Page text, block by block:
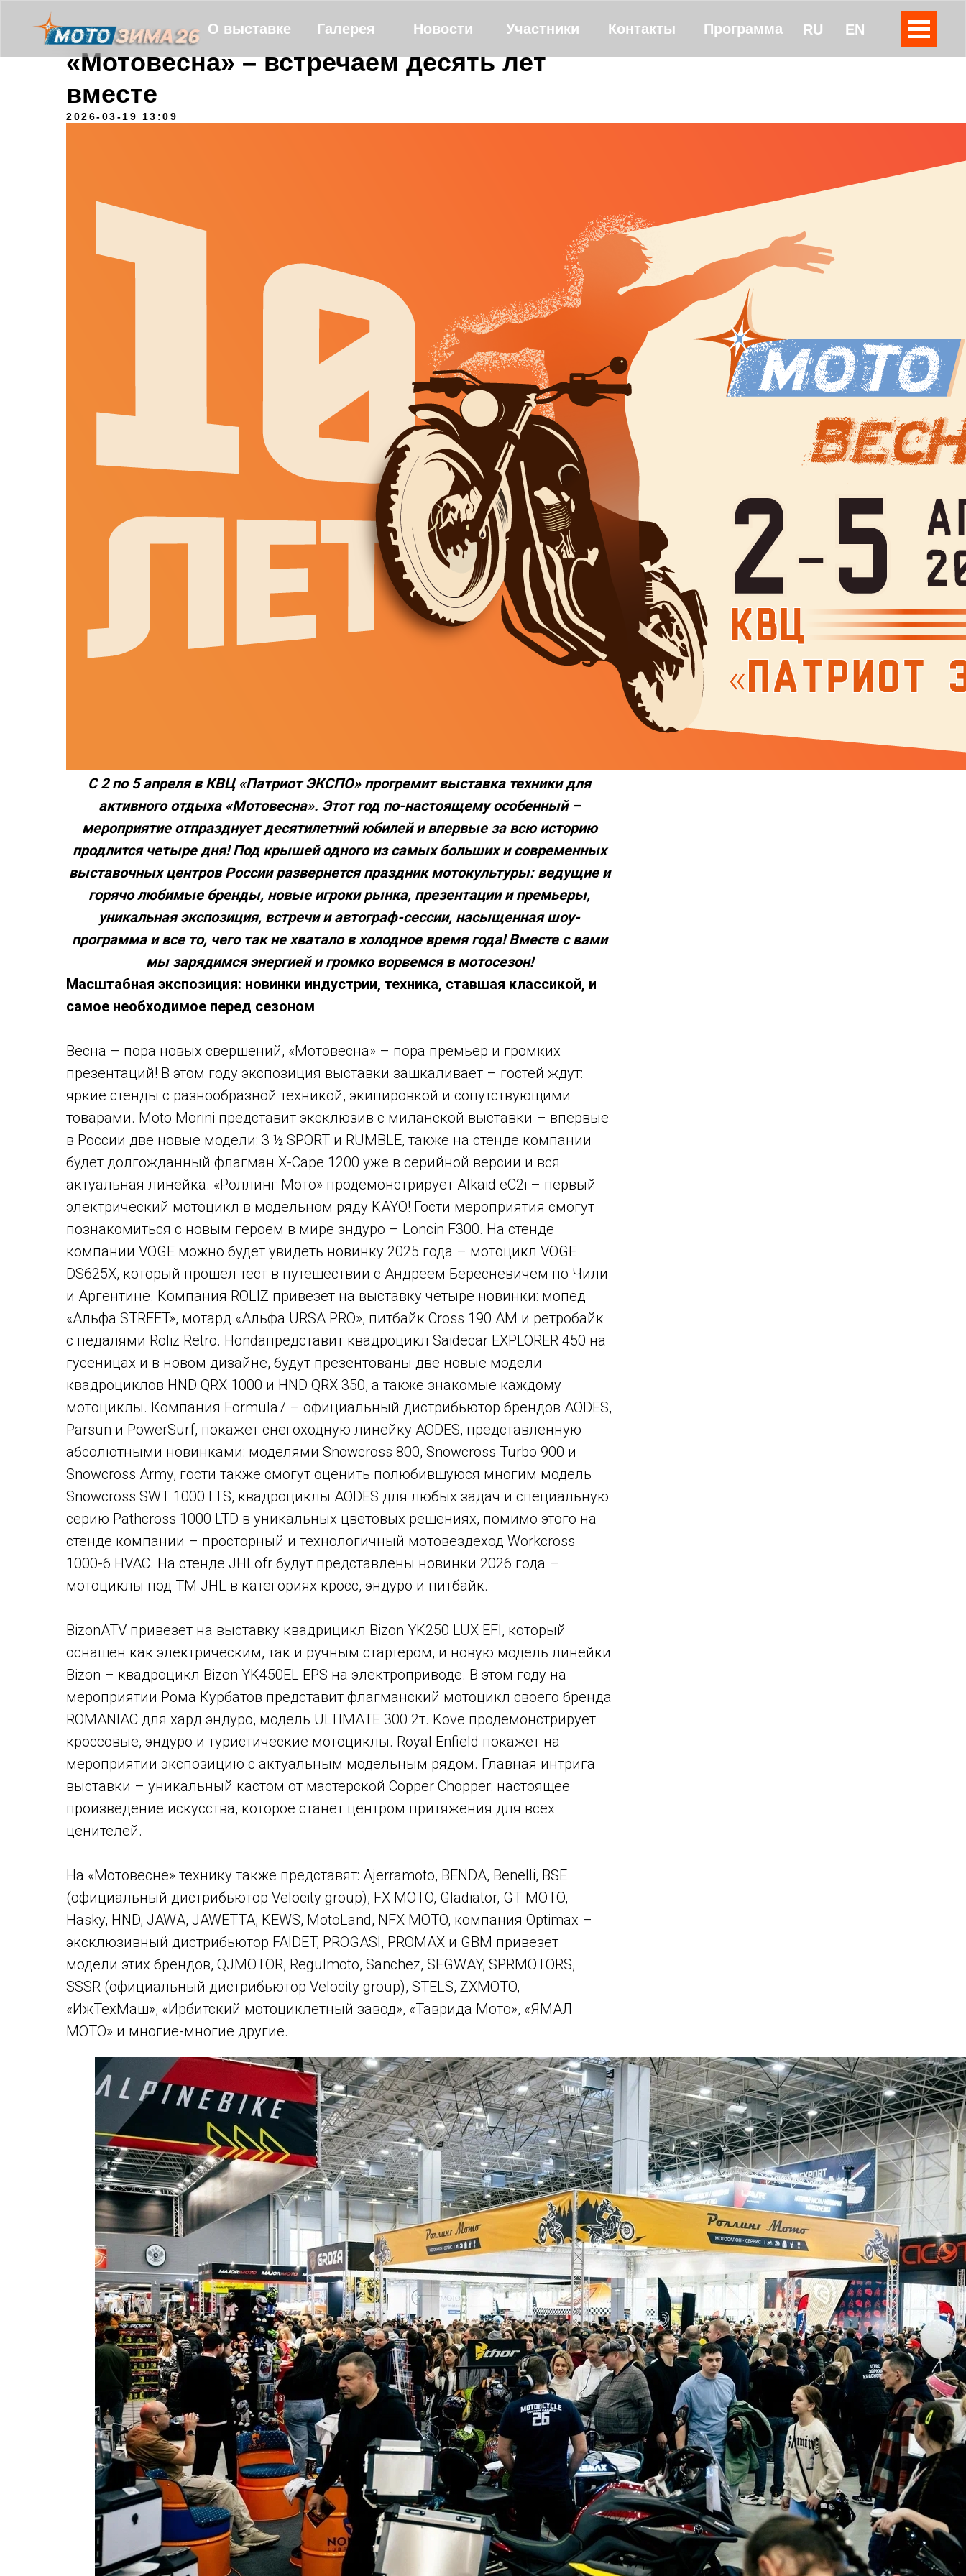
Контакты
Новости
Галерея
О выставке Участники RU EN
Программа
«Мотовесна» – встречаем десять лет
вместе
2026-03-19 13:09
С 2 по 5 апреля в КВЦ «Патриот ЭКСПО» прогремит выставка техники для
активного отдыха «Мотовесна». Этот год по-настоящему особенный –
мероприятие отпразднует десятилетний юбилей и впервые за всю историю
продлится четыре дня! Под крышей одного из самых больших и современных
выставочных центров России развернется праздник мотокультуры: ведущие и
горячо любимые бренды, новые игроки рынка, презентации и премьеры,
уникальная экспозиция, встречи и автограф-сессии, насыщенная шоу-
программа и все то, чего так не хватало в холодное время года! Вместе с вами
мы зарядимся энергией и громко ворвемся в мотосезон!
Масштабная экспозиция: новинки индустрии, техника, ставшая классикой, и
самое необходимое перед сезоном
Весна – пора новых свершений, «Мотовесна» – пора премьер и громких
презентаций! В этом году экспозиция выставки зашкаливает – гостей ждут:
яркие стенды с разнообразной техникой, экипировкой и сопутствующими
товарами. Moto Morini представит эксклюзив с миланской выставки – впервые
в России две новые модели: 3 ½ SPORT и RUMBLE, также на стенде компании
будет долгожданный флагман X-Cape 1200 уже в серийной версии и вся
актуальная линейка. «Роллинг Мото» продемонстрирует Alkaid eC2i – первый
электрический мотоцикл в модельном ряду KAYO! Гости мероприятия смогут
познакомиться с новым героем в мире эндуро – Loncin F300. На стенде
компании VOGE можно будет увидеть новинку 2025 года – мотоцикл VOGE
DS625X, который прошел тест в путешествии с Андреем Бересневичем по Чили
и Аргентине. Компания ROLIZ привезет на выставку четыре новинки: мопед
«Альфа STREET», мотард «Альфа URSA PRO», питбайк Cross 190 AM и ретробайк
с педалями Roliz Retro. Hondaпредставит квадроцикл Saidecar EXPLORER 450 на
гусеницах и в новом дизайне, будут презентованы две новые модели
квадроциклов HND QRX 1000 и HND QRX 350, а также знакомые каждому
мотоциклы. Компания Formula7 – официальный дистрибьютор брендов AODES,
Parsun и PowerSurf, покажет снегоходную линейку AODES, представленную
абсолютными новинками: моделями Snowcross 800, Snowcross Turbo 900 и
Snowcross Army, гости также смогут оценить полюбившуюся многим модель
Snowcross SWT 1000 LTS, квадроциклы AODES для любых задач и специальную
серию Pathcross 1000 LTD в уникальных цветовых решениях, помимо этого на
стенде компании – просторный и технологичный мотовездеход Workcross
1000-6 HVAC. На стенде JHLofr будут представлены новинки 2026 года –
мотоциклы под ТМ JHL в категориях кросс, эндуро и питбайк.
BizonATV привезет на выставку квадрицикл Bizon YK250 LUX EFI, который
оснащен как электрическим, так и ручным стартером, и новую модель линейки
Bizon – квадроцикл Bizon YK450EL EPS на электроприводе. В этом году на
мероприятии Рома Курбатов представит флагманский мотоцикл своего бренда
ROMANIAC для хард эндуро, модель ULTIMATE 300 2т. Kove продемонстрирует
кроссовые, эндуро и туристические мотоциклы. Royal Enfield покажет на
мероприятии экспозицию с актуальным модельным рядом. Главная интрига
выставки – уникальный кастом от мастерской Copper Chopper: настоящее
произведение искусства, которое станет центром притяжения для всех
ценителей.
На «Мотовесне» технику также представят: Ajerramoto, BENDA, Benelli, BSE
(официальный дистрибьютор Velocity group), FX MOTO, Gladiator, GT MOTO,
Hasky, HND, JAWA, JAWETTA, KEWS, MotoLand, NFX MOTO, компания Optimax –
эксклюзивный дистрибьютор FAIDET, PROGASI, PROMAX и GBM привезет
модели этих брендов, QJMOTOR, Regulmoto, Sanchez, SEGWAY, SPRMOTORS,
SSSR (официальный дистрибьютор Velocity group), STELS, ZXMOTO,
«ИжТехМаш», «Ирбитский мотоциклетный завод», «Таврида Мото», «ЯМАЛ
МОТО» и многие-многие другие.